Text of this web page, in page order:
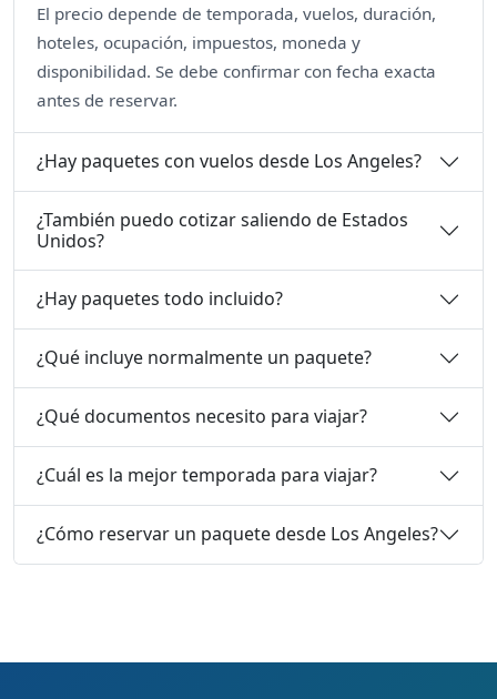
El precio depende de temporada, vuelos, duración,
hoteles, ocupación, impuestos, moneda y
disponibilidad. Se debe confirmar con fecha exacta
antes de reservar.
¿Hay paquetes con vuelos desde Los Angeles?
¿También puedo cotizar saliendo de Estados
Unidos?
¿Hay paquetes todo incluido?
¿Qué incluye normalmente un paquete?
¿Qué documentos necesito para viajar?
¿Cuál es la mejor temporada para viajar?
¿Cómo reservar un paquete desde Los Angeles?